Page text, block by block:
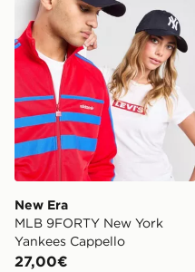
New Era
MLB 9FORTY New York
Yankees Cappello
27,00€